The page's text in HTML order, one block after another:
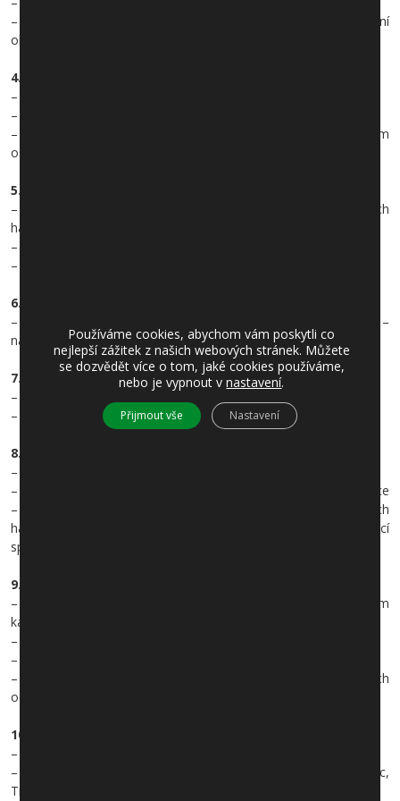
– zlepšení kvality místních komunikací i za případného přispění
občanů, kterých se komunikace týká
4.Veřejné služby
– zachovat knihovnu, poštovní služby
– znovuobnovit a nepřerušovat služby CZECHPOINT
– zajistit celkové pokrytí obce veřejným rozhlasem a veřejným
osvětlením
5. Veřejný pořádek a bezpečnost
– výrazněji podpořit zásahovou jednotku Sboru dobrovolných
hasičů obce Jíloviště
– mnohem více spolupracovat s Policií ČR
– rozšířit bezpečnostní kamerový systém v obci
6. Sociální a zdravotní politika
– pomoc potřebným při zdravotních a sociálních problémech –
např. zajištění dopravy k lékaři, apod.
7. Školství
– podporovat zřízení státní mateřské školy v obci
– zajistit volná místa ve spádovém území pro malé školáky
8. Kultura a sport
– pokračovat v pořádání tradičních posvícení
– zachovat vydávání nezávislé Zvonice, minimálně 1x za 2 měsíce
– podporovat místní spolky v činnosti – Sbor dobrovolných
hasičů, Tělovýchovná jednota, Turistický oddíl a Okrašlovací
spolek
9. Životní prostředí
– dokompletování kanalizace v obci v souvislosti se zvýšením
kapacity ČOV
– postupné dobudování dešťové kanalizace
– zlepšit péči o místní zeleň
– hledat nejlepší a nejlevnější způsoby likvidace komunálních
odpadů
10. Doprava
– zachovat dopravní obslužnost v obci
– jednat s ŘSD o realizaci sjezdu z dálnice na Všenory, Klínec,
Trnovou a o údržbě mostu přes dálnici (déšť a voda)
Používáme cookies, abychom vám poskytli co
nejlepší zážitek z našich webových stránek. Můžete
se dozvědět více o tom, jaké cookies používáme,
nebo je vypnout vnastavení.
Přijmout vše Nastavení